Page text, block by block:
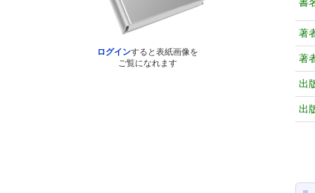
ログインすると表紙画像を
ご覧になれます
著
著
出
出